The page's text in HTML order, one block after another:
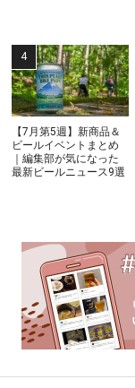
【7月第5週】新商品＆
ビールイベントまとめ
｜編集部が気になった
最新ビールニュース9選